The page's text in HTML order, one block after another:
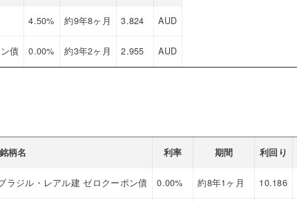
4.50% 約9年8ヶ月 3.824 AUD
債 0.00% 約3年2ヶ月 2.955 AUD
柄名 利率 期間 利回り
ラジル・レアル建 ゼロクーポン債 0.00% 約8年1ヶ月 10.186